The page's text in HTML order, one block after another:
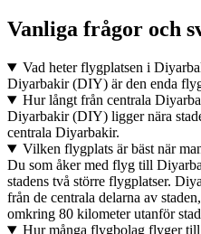
Vanliga frågor och
Vad heter flygplatsen i
Diyarbakir (DIY) är den enda
Hur långt från centrala
Diyarbakir (DIY) ligger nära
centrala Diyarbakir.
Vilken flygplats är bäst när
Du som åker med flyg till
stadens två större flygplatser.
från de centrala delarna av
omkring 80 kilometer utanför
Hur många flygbolag flyger